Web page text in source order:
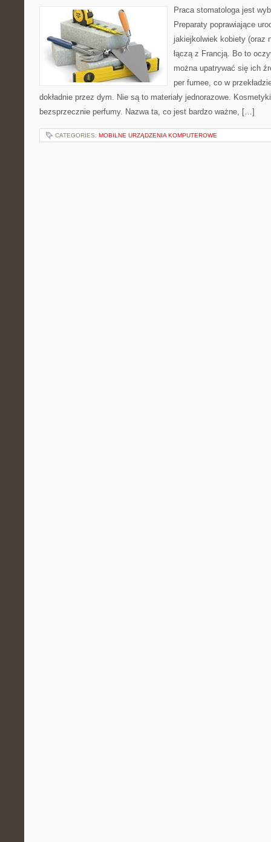
Praca stomatologa jest
Preparaty poprawiające
jakiejkolwiek kobiety (oraz
łączą z Francją. Bo to
można upatrywać się ich
per fumee, co w
dokładnie przez dym. Nie są to materiały jednorazowe.
bezsprzecznie perfumy. Nazwa ta, co jest bardzo ważne, […]
CATEGORIES: MOBILNE URZĄDZENIA KOMPUTEROWE